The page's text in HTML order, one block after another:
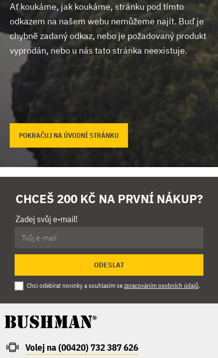
Ať koukáme, jak koukáme, stránku pod tímto
odkazem na našem webu nemůžeme najít. Buď je
chybně zadaný odkaz, nebo je požadovaný produkt
vyprodán, nebo u nás tato stránka neexistuje.
POKRAČUJ NA ÚVODNÍ STRÁNKU
CHCEŠ 200 KČ NA PRVNÍ NÁKUP?
Zadej svůj e-mail!
ODESLAT
Chci odebírat novinky a souhlasím sezpracováním osobních údajů.
Volej na (00420) 732 387 626